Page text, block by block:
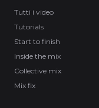
Tutti i video
Tutorials
Start to finish
Inside the mix
Collective mix
Mix fix